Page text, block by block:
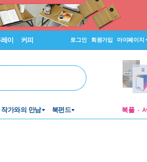
이 커피 로그인 회원가입 마이페이지
작가와의 만남 북펀드 북플